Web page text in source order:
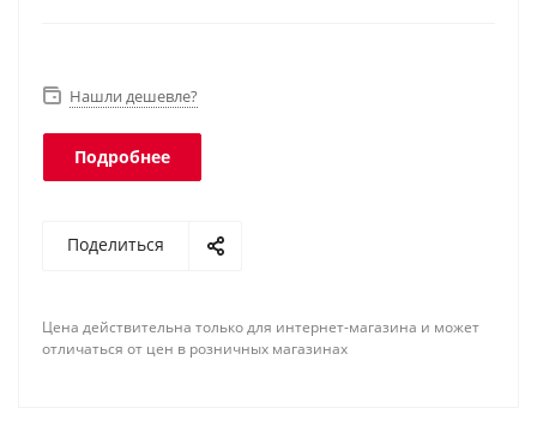
Нашли дешевле?
Подробнее
Поделиться
Цена действительна только для интернет-магазина и может
отличаться от цен в розничных магазинах